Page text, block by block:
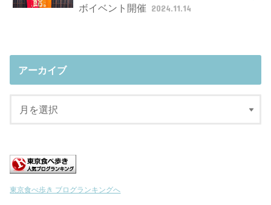
ボイベント開催 2024.11.14
アーカイブ
東京食べ歩き ブログランキングへ